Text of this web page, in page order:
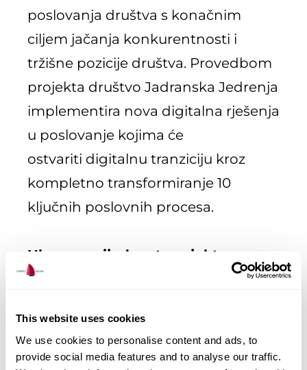
This website uses cookies
We use cookies to personalise content and ads, to
provide social media features and to analyse our traffic.
poslovanja društva s konačnim
ciljem jačanja konkurentnosti i
tržišne pozicije društva. Provedbom
projekta društvo Jadranska Jedrenja
implementira nova digitalna rješenja
u poslovanje kojima će
ostvariti digitalnu tranziciju kroz
kompletno transformiranje 10
ključnih poslovnih procesa.
Ukupna vrijednost projekta:
200.070,21 eur, iznos koji sufinancira
Razdoblje provedbe projekta:od